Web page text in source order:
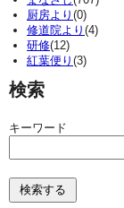
厨房より (0)
修道院より (4)
研修(12)
紅葉便り (3)
検索
キーワード